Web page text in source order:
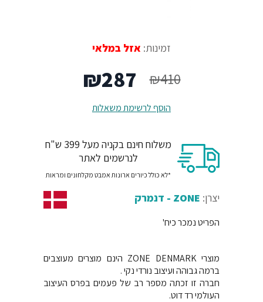
זמינות: אזל במלאי
₪410
המחיר
המקורי
₪410.
₪287
₪287.
הוסף לרשימת משאלות
משלוח חינם בקניה מעל 399 ש"ח
לנרשמים לאתר
*לא כולל כיורים ארונות אמבט מקלחונים ומראות
יצרן: ZONE - דנמרק
הפריט נמכר כיח'
מוצרי ZONE DENMARK הינם מוצרים מעוצבים
ברמה גבוהה ועיצוב נורדי נקי .
חברה זו זכתה מספר רב של פעמים בפרס העיצוב
העולמי רד דוט.